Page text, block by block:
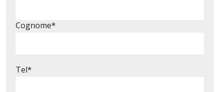
Cognome*
Tel*